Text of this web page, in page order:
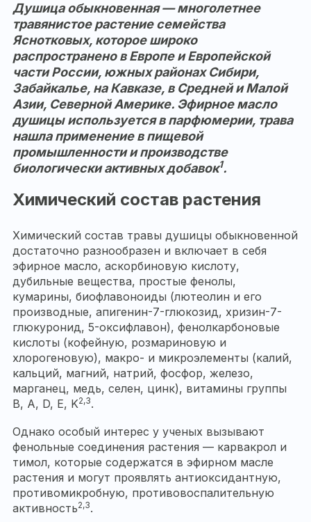
Душица обыкновенная — многолетнее
травянистое растение семейства
Яснотковых, которое широко
распространено в Европе и Европейской
части России, южных районах Сибири,
Забайкалье, на Кавказе, в Средней и Малой
Азии, Северной Америке. Эфирное масло
душицы используется в парфюмерии, трава
нашла применение в пищевой
промышленности и производстве
биологически активных добавок1.
Химический состав растения
Химический состав травы душицы обыкновенной
достаточно разнообразен и включает в себя
эфирное масло, аскорбиновую кислоту,
дубильные вещества, простые фенолы,
кумарины, биофлавоноиды (лютеолин и его
производные, апигенин-7-глюкозид, хризин-7-
глюкуронид, 5-оксифлавон), фенолкарбоновые
кислоты (кофейную, розмариновую и
хлорогеновую), макро- и микроэлементы (калий,
кальций, магний, натрий, фосфор, железо,
марганец, медь, селен, цинк), витамины группы
B, A, D, E, K2,3.
Однако особый интерес у ученых вызывают
фенольные соединения растения — карвакрол и
тимол, которые содержатся в эфирном масле
растения и могут проявлять антиоксидантную,
противомикробную, противовоспалительную
активность2,3.